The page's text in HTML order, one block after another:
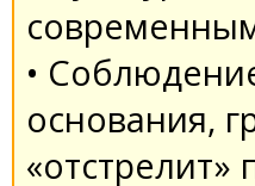
•
основания,